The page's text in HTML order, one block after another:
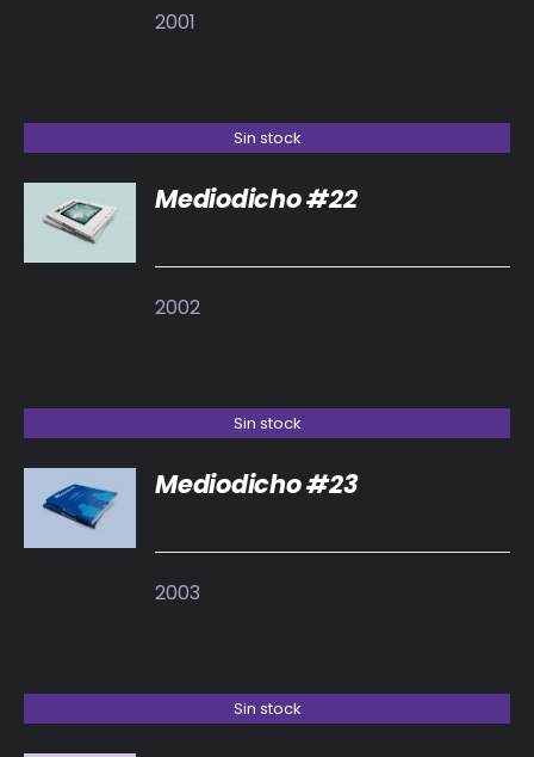
2001
Sin stock
DETALLES
Mediodicho #22
2002
Sin stock
DETALLES
Mediodicho #23
2003
Sin stock